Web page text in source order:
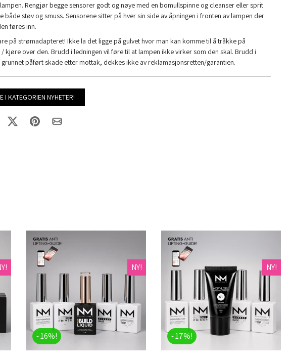
Rengjør begge sensorer godt og nøye med en bomullspinne og cleanser eller sprit
både støv og smuss. Sensorene sitter på hver sin side av åpningen i fronten av lampen der
føres inn.
på strømadapteret! Ikke la det ligge på gulvet hvor man kan komme til å tråkke på
kjøre over den. Brudd i ledningen vil føre til at lampen ikke virker som den skal. Brudd i
grunnet påført skade etter mottak, dekkes ikke av reklamasjonsretten/garantien.
I KATEGORIEN NYHETER!
Legg i handlekurv
- 16%!
NY!
Legg i handlekurv
- 17%!
NY!